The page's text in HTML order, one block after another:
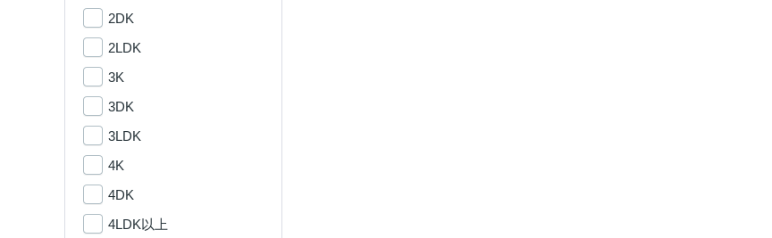
2DK
2LDK
3K
3DK
3LDK
4K
4DK
4LDK以上